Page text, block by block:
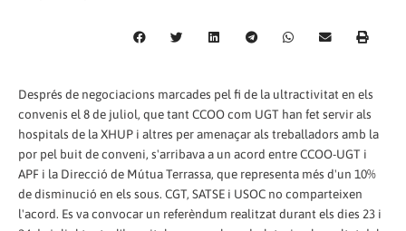
Després de negociacions marcades pel fi de la ultractivitat en els
convenis el 8 de juliol, que tant CCOO com UGT han fet servir als
hospitals de la XHUP i altres per amenaçar als treballadors amb la
por pel buit de conveni, s'arribava a un acord entre CCOO-UGT i
APF i la Direcció de Mútua Terrassa, que representa més d'un 10%
de disminució en els sous. CGT, SATSE i USOC no comparteixen
l'acord. Es va convocar un referèndum realitzat durant els dies 23 i